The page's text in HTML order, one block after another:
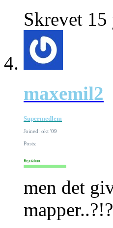
Skrevet 15
maxemil2
Supermedlem
Joined: okt '09
Posts:
Reputation:
men det
mapper..?!?